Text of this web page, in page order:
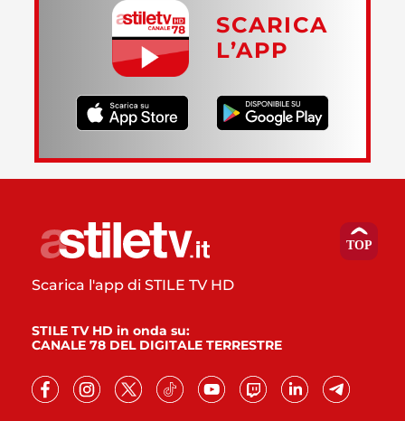
SCARICA
L’APP
Scarica l'app di STILE TV HD
STILE TV HD in onda su:
CANALE 78 DEL DIGITALE TERRESTRE